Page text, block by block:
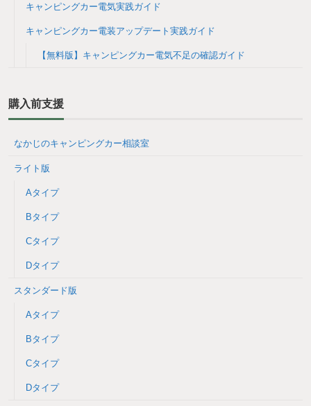
キャンピングカー電気実践ガイド
キャンピングカー電装アップデート実践ガイド
【無料版】キャンピングカー電気不足の確認ガイド
購入前支援
なかじのキャンピングカー相談室
ライト版
Aタイプ
Bタイプ
Cタイプ
Dタイプ
スタンダード版
Aタイプ
Bタイプ
Cタイプ
Dタイプ